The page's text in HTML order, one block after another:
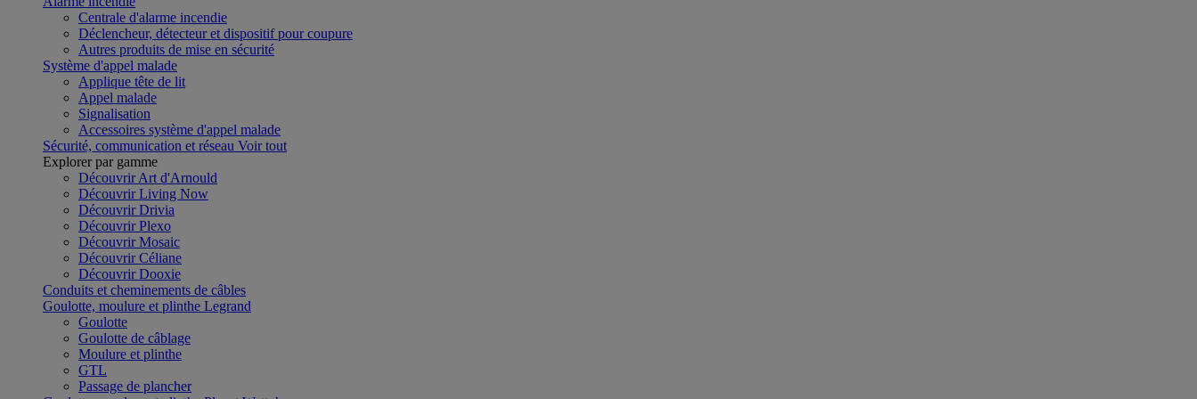
Centrale d'alarme incendie
Déclencheur, détecteur et dispositif pour coupure
Autres produits de mise en sécurité
Système d'appel malade
Applique tête de lit
Appel malade
Signalisation
Accessoires système d'appel malade
Sécurité, communication et réseau Voir tout
Explorer par gamme
Découvrir Art d'Arnould
Découvrir Living Now
Découvrir Drivia
Découvrir Plexo
Découvrir Mosaic
Découvrir Céliane
Découvrir Dooxie
Conduits et cheminements de câbles
Goulotte, moulure et plinthe Legrand
Goulotte
Goulotte de câblage
Moulure et plinthe
GTL
Passage de plancher